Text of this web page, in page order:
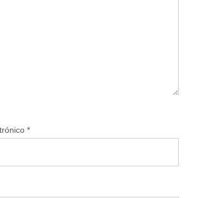
*